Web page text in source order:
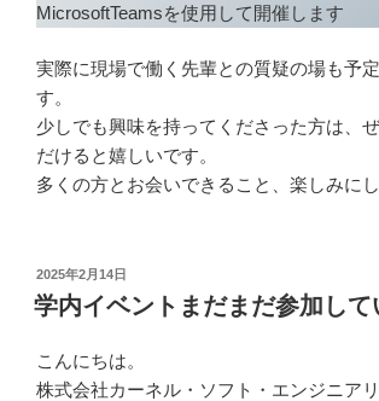
MicrosoftTeamsを使用して開催します
実際に現場で働く先輩との質疑の場も予
す。
少しでも興味を持ってくださった方は、
だけると嬉しいです。
多くの方とお会いできること、楽しみにし
投
稿
日:
2025年2月14日
学内イベントまだまだ参加して
こんにちは。
株式会社カーネル・ソフト・エンジニア